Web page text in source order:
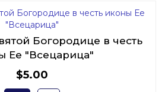
Богородице в честь
Ее "Всецарица"
$5.00